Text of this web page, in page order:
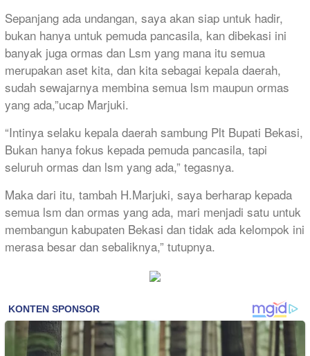
Sepanjang ada undangan, saya akan siap untuk hadir,
bukan hanya untuk pemuda pancasila, kan dibekasi ini
banyak juga ormas dan Lsm yang mana itu semua
merupakan aset kita, dan kita sebagai kepala daerah,
sudah sewajarnya membina semua lsm maupun ormas
yang ada,”ucap Marjuki.
“Intinya selaku kepala daerah sambung Plt Bupati Bekasi,
Bukan hanya fokus kepada pemuda pancasila, tapi
seluruh ormas dan lsm yang ada,” tegasnya.
Maka dari itu, tambah H.Marjuki, saya berharap kepada
semua lsm dan ormas yang ada, mari menjadi satu untuk
membangun kabupaten Bekasi dan tidak ada kelompok ini
merasa besar dan sebaliknya,” tutupnya.